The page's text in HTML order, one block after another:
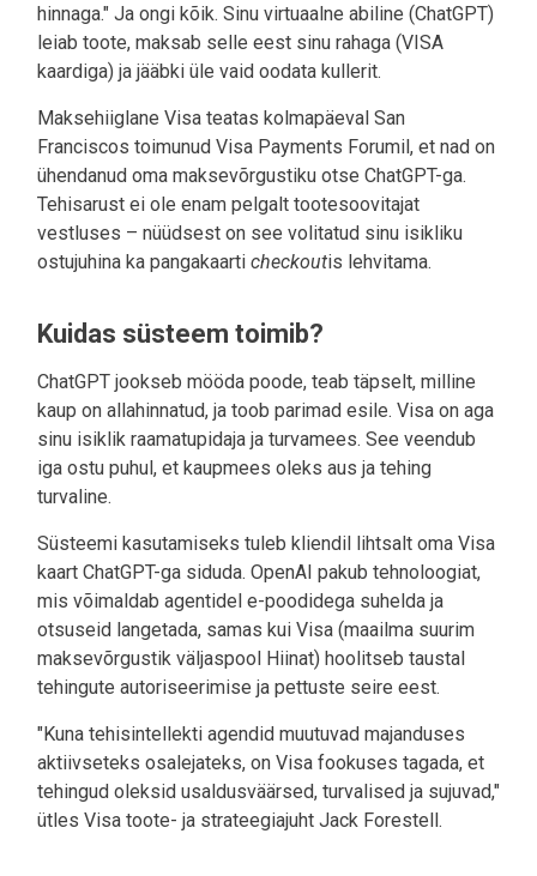
hinnaga." Ja ongi kõik. Sinu virtuaalne abiline (ChatGPT)
leiab toote, maksab selle eest sinu rahaga (VISA
kaardiga) ja jääbki üle vaid oodata kullerit.
Maksehiiglane Visa teatas kolmapäeval San
Franciscos toimunud Visa Payments Forumil, et nad on
ühendanud oma maksevõrgustiku otse ChatGPT-ga.
Tehisarust ei ole enam pelgalt tootesoovitajat
vestluses – nüüdsest on see volitatud sinu isikliku
ostujuhina ka pangakaarti checkoutis lehvitama.
Kuidas süsteem toimib?
ChatGPT jookseb mööda poode, teab täpselt, milline
kaup on allahinnatud, ja toob parimad esile. Visa on aga
sinu isiklik raamatupidaja ja turvamees. See veendub
iga ostu puhul, et kaupmees oleks aus ja tehing
turvaline.
Süsteemi kasutamiseks tuleb kliendil lihtsalt oma Visa
kaart ChatGPT-ga siduda. OpenAI pakub tehnoloogiat,
mis võimaldab agentidel e-poodidega suhelda ja
otsuseid langetada, samas kui Visa (maailma suurim
maksevõrgustik väljaspool Hiinat) hoolitseb taustal
tehingute autoriseerimise ja pettuste seire eest.
"Kuna tehisintellekti agendid muutuvad majanduses
aktiivseteks osalejateks, on Visa fookuses tagada, et
tehingud oleksid usaldusväärsed, turvalised ja sujuvad,"
ütles Visa toote- ja strateegiajuht Jack Forestell.